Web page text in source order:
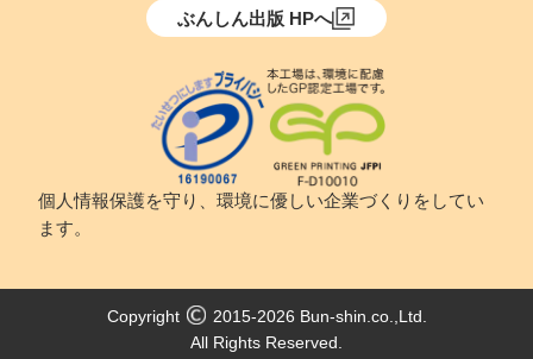
ぶんしん出版 HPへ
個人情報保護を守り、環境に優しい企業づくりをしてい
ます。
Copyright
2015-2026 Bun-shin.co.,Ltd.
All Rights Reserved.